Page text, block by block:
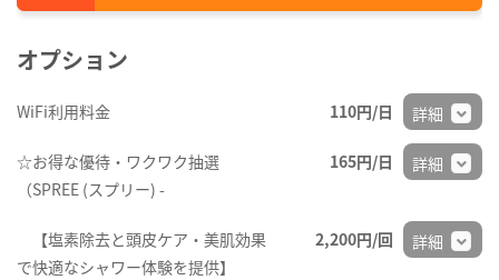
オプション
WiFi利用料金 110円/日 詳細
☆お得な優待・ワクワク抽選
（SPREE (スプリー) -
165円/日 詳細
【塩素除去と頭皮ケア・美肌効果
で快適なシャワー体験を提供】
2,200円/回 詳細